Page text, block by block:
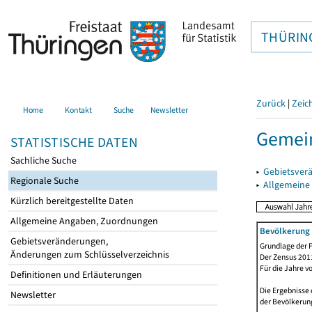
Home Kontakt Suche Newsletter
STATISTISCHE DATEN
Sachliche Suche
Regionale Suche
Kürzlich bereitgestellte Daten
Allgemeine Angaben, Zuordnungen
Gebietsveränderungen,
Änderungen zum Schlüsselverzeichnis
Definitionen und Erläuterungen
Newsletter
Zurück |
▸
▸
Grundlage der
Der Zensus
Für die Jahre
Die
der